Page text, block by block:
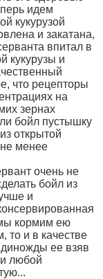
идем
кукурузой
и закатана,
впитал в
кукурузы и
что рецепторы
на
зернах
бойл пустышку
открытой
менее
очень не
бойл из
и
кормим ею
то и в качестве
ее взяв
любой